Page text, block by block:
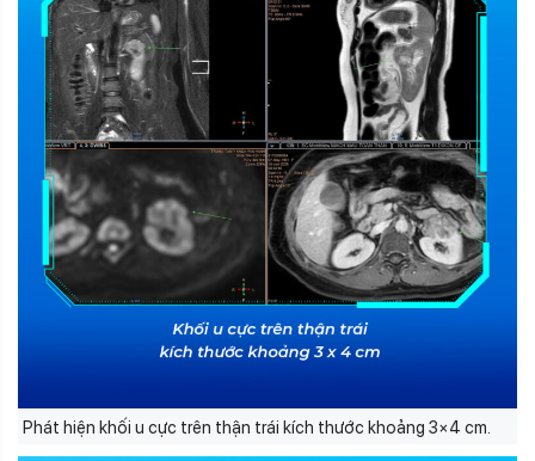
Phát hiện khối u cực trên thận trái kích thước khoảng 3×4 cm.